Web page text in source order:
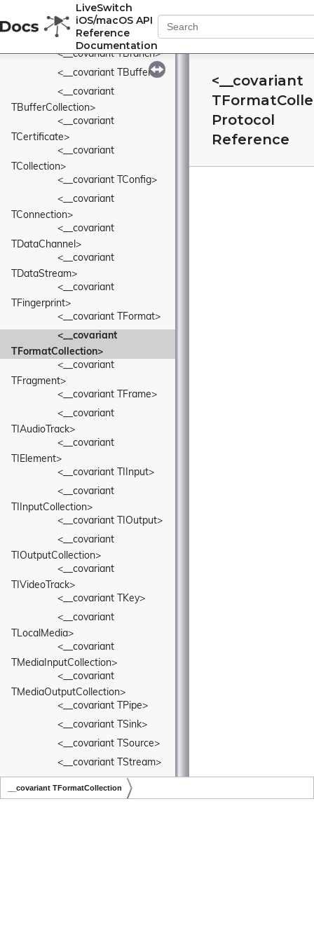
LiveSwitch
iOS/macOS API
Reference
Documentation
TAudioStream>
<__covariant
<__covariant TBranch>
<__covariant TBuffer>
<__covariant
TBufferCollection>
<__covariant
TCertificate>
<__covariant
TCollection>
<__covariant TConfig>
<__covariant
TConnection>
<__covariant
TDataChannel>
<__covariant
TDataStream>
<__covariant
TFingerprint>
<__covariant TFormat>
<__covariant
TFormatCollection>
<__covariant
TFragment>
<__covariant TFrame>
<__covariant
TIAudioTrack>
<__covariant
TIElement>
<__covariant TIInput>
<__covariant
TIInputCollection>
<__covariant TIOutput>
<__covariant
TIOutputCollection>
<__covariant
TIVideoTrack>
<__covariant TKey>
<__covariant
TLocalMedia>
<__covariant
TMediaInputCollection>
<__covariant
TMediaOutputCollection>
<__covariant TPipe>
<__covariant TSink>
<__covariant TSource>
<__covariant TStream>
<__covariant TTrack>
<__covariant TValue>
<__covariant
Protocol
Reference
__covariant TFormatCollection